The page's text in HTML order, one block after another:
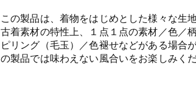
この製品は、着物をはじめとした様々な生
古着素材の特性上、１点１点の素材／色／
ピリング（毛玉）／色褪せなどがある場合
の製品では味わえない風合いをお楽しみくだ